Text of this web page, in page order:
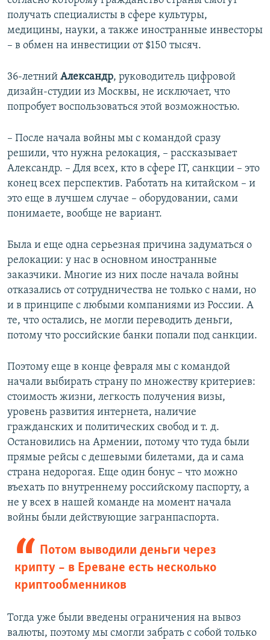
получать специалисты в сфере культуры,
медицины, науки, а также иностранные инвесторы
– в обмен на инвестиции от $150 тысяч.
36-летний Александр, руководитель цифровой
дизайн-студии из Москвы, не исключает, что
попробует воспользоваться этой возможностью.
– После начала войны мы с командой сразу
решили, что нужна релокация, – рассказывает
Александр. – Для всех, кто в сфере IT, санкции – это
конец всех перспектив. Работать на китайском – и
это еще в лучшем случае – оборудовании, сами
понимаете, вообще не вариант.
Была и еще одна серьезная причина задуматься о
релокации: у нас в основном иностранные
заказчики. Многие из них после начала войны
отказались от сотрудничества не только с нами, но
и в принципе с любыми компаниями из России. А
те, что остались, не могли переводить деньги,
потому что российские банки попали под санкции.
Поэтому еще в конце февраля мы с командой
начали выбирать страну по множеству критериев:
стоимость жизни, легкость получения визы,
уровень развития интернета, наличие
гражданских и политических свобод и т. д.
Остановились на Армении, потому что туда были
прямые рейсы с дешевыми билетами, да и сама
страна недорогая. Еще один бонус – что можно
въехать по внутреннему российскому паспорту, а
не у всех в нашей команде на момент начала
войны были действующие загранпаспорта.
Потом выводили деньги через
крипту – в Ереване есть несколько
криптообменников
Тогда уже были введены ограничения на вывоз
валюты, поэтому мы смогли забрать с собой только